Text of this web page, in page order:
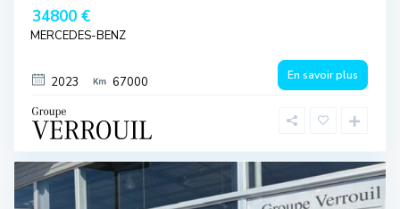
34800 €
MERCEDES-BENZ
2023 67000 En savoir plus